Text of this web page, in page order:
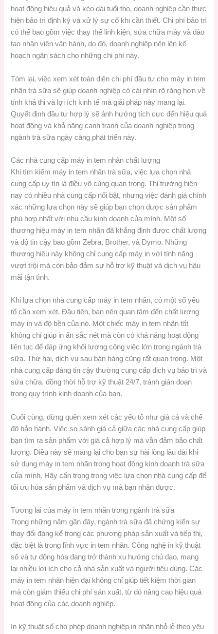
hoạt động hiệu quả và kéo dài tuổi thọ, doanh nghiệp cần thực
hiện bảo trì định kỳ và xử lý sự cố khi cần thiết. Chi phí bảo trì
có thể bao gồm việc thay thế linh kiện, sửa chữa máy và đào
tạo nhân viên vận hành, do đó, doanh nghiệp nên lên kế
hoạch ngân sách cho những chi phí này.
Tóm lại, việc xem xét toàn diện chi phí đầu tư cho máy in tem
nhãn trà sữa sẽ giúp doanh nghiệp có cái nhìn rõ ràng hơn về
tính khả thi và lợi ích kinh tế mà giải pháp này mang lại.
Quyết định đầu tư hợp lý sẽ ảnh hưởng tích cực đến hiệu quả
hoạt động và khả năng cạnh tranh của doanh nghiệp trong
ngành trà sữa ngày càng phát triển này.
Các nhà cung cấp máy in tem nhãn chất lượng
Khi tìm kiếm máy in tem nhãn trà sữa, việc lựa chọn nhà
cung cấp uy tín là điều vô cùng quan trọng. Thị trường hiện
nay có nhiều nhà cung cấp nổi bật, nhưng việc đánh giá chính
xác những lựa chọn này sẽ giúp bạn chọn được sản phẩm
phù hợp nhất với nhu cầu kinh doanh của mình. Một số
thương hiệu máy in tem nhãn đã khẳng định được chất lượng
và độ tin cậy bao gồm Zebra, Brother, và Dymo. Những
thương hiệu này không chỉ cung cấp máy in với tính năng
vượt trội mà còn bảo đảm sự hỗ trợ kỹ thuật và dịch vụ hậu
mãi tận tình.
Khi lựa chọn nhà cung cấp máy in tem nhãn, có một số yếu
tố cần xem xét. Đầu tiên, bạn nên quan tâm đến chất lượng
máy in và độ bền của nó. Một chiếc máy in tem nhãn tốt
không chỉ giúp in ấn sắc nét mà còn có khả năng hoạt động
liên tục để đáp ứng khối lượng công việc lớn trong ngành trà
sữa. Thứ hai, dịch vụ sau bán hàng cũng rất quan trọng. Một
nhà cung cấp đáng tin cậy thường cung cấp dịch vụ bảo trì và
sửa chữa, đồng thời hỗ trợ kỹ thuật 24/7, tránh gián đoạn
trong quy trình kinh doanh của bạn.
Cuối cùng, đừng quên xem xét các yếu tố như giá cả và chế
độ bảo hành. Việc so sánh giá cả giữa các nhà cung cấp giúp
bạn tìm ra sản phẩm với giá cả hợp lý mà vẫn đảm bảo chất
lượng. Điều này sẽ mang lại cho bạn sự hài lòng lâu dài khi
sử dụng máy in tem nhãn trong hoạt động kinh doanh trà sữa
của mình. Hãy cẩn trọng trong việc lựa chọn nhà cung cấp để
tối ưu hóa sản phẩm và dịch vụ mà bạn nhận được.
Tương lai của máy in tem nhãn trong ngành trà sữa
Trong những năm gần đây, ngành trà sữa đã chứng kiến sự
thay đổi đáng kể trong các phương pháp sản xuất và tiếp thị,
đặc biệt là trong lĩnh vực in tem nhãn. Công nghệ in kỹ thuật
số và tự động hóa đang trở thành xu hướng chủ đạo, mang
lại nhiều lợi ích cho cả nhà sản xuất và người tiêu dùng. Các
máy in tem nhãn hiện đại không chỉ giúp tiết kiệm thời gian
mà còn giảm thiểu chi phí sản xuất, từ đó nâng cao hiệu quả
hoạt động của các doanh nghiệp.
In kỹ thuật số cho phép doanh nghiệp in nhãn nhỏ lẻ theo yêu